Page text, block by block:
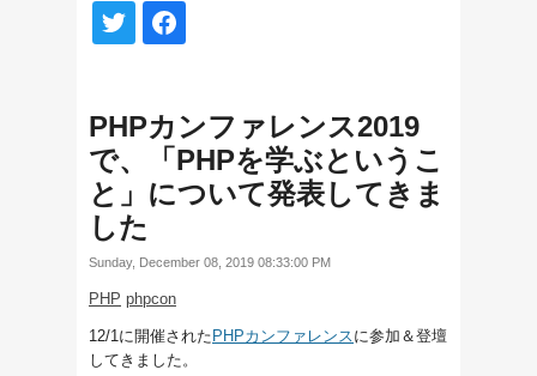
PHPカンファレンス2019
で、「PHPを学ぶというこ
と」について発表してきま
した
Sunday, December 08, 2019 08:33:00 PM
PHP phpcon
12/1に開催されたPHPカンファレンス に参加＆登壇
してきました。